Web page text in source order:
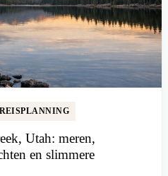
REISPLANNING
Utah: meren,
en slimmere